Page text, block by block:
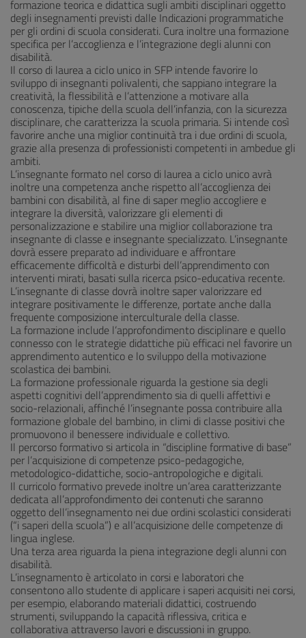
formazione teorica e didattica sugli ambiti disciplinari oggetto
degli insegnamenti previsti dalle Indicazioni programmatiche
per gli ordini di scuola considerati. Cura inoltre una formazione
specifica per l’accoglienza e l’integrazione degli alunni con
disabilità.
Il corso di laurea a ciclo unico in SFP intende favorire lo
sviluppo di insegnanti polivalenti, che sappiano integrare la
creatività, la flessibilità e l’attenzione a motivare alla
conoscenza, tipiche della scuola dell’infanzia, con la sicurezza
disciplinare, che caratterizza la scuola primaria. Si intende così
favorire anche una miglior continuità tra i due ordini di scuola,
grazie alla presenza di professionisti competenti in ambedue gli
ambiti.
L’insegnante formato nel corso di laurea a ciclo unico avrà
inoltre una competenza anche rispetto all’accoglienza dei
bambini con disabilità, al fine di saper meglio accogliere e
integrare la diversità, valorizzare gli elementi di
personalizzazione e stabilire una miglior collaborazione tra
insegnante di classe e insegnante specializzato. L’insegnante
dovrà essere preparato ad individuare e affrontare
efficacemente difficoltà e disturbi dell’apprendimento con
interventi mirati, basati sulla ricerca psico-educativa recente.
L’insegnante di classe dovrà inoltre saper valorizzare ed
integrare positivamente le differenze, portate anche dalla
frequente composizione interculturale della classe.
La formazione include l’approfondimento disciplinare e quello
connesso con le strategie didattiche più efficaci nel favorire un
apprendimento autentico e lo sviluppo della motivazione
scolastica dei bambini.
La formazione professionale riguarda la gestione sia degli
aspetti cognitivi dell’apprendimento sia di quelli affettivi e
socio-relazionali, affinché l’insegnante possa contribuire alla
formazione globale del bambino, in climi di classe positivi che
promuovono il benessere individuale e collettivo.
Il percorso formativo si articola in “discipline formative di base”
per l’acquisizione di competenze psico-pedagogiche,
metodologico-didattiche, socio-antropologiche e digitali.
Il curricolo formativo prevede inoltre un’area caratterizzante
dedicata all’approfondimento dei contenuti che saranno
oggetto dell’insegnamento nei due ordini scolastici considerati
(“i saperi della scuola”) e all’acquisizione delle competenze di
lingua inglese.
Una terza area riguarda la piena integrazione degli alunni con
disabilità.
L’insegnamento è articolato in corsi e laboratori che
consentono allo studente di applicare i saperi acquisiti nei corsi,
per esempio, elaborando materiali didattici, costruendo
strumenti, sviluppando la capacità riflessiva, critica e
collaborativa attraverso lavori e discussioni in gruppo.